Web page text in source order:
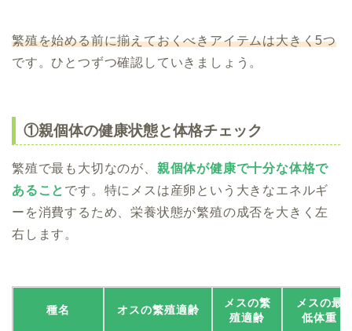
繁殖を始める前に揃えておくべきアイテムは大きく5つ
です。ひとつずつ確認していきましょう。
①親個体の健康状態と体格チェック
繁殖で最も大切なのが、 親個体が健康で十分な体格で
あること です。特にメスは産卵という大きなエネルギ
ーを消費するため、栄養状態が繁殖の成否を大きく左
右します。
種名 オスの繁殖適齢
メスの繁
殖適齢
メスの最
低体重